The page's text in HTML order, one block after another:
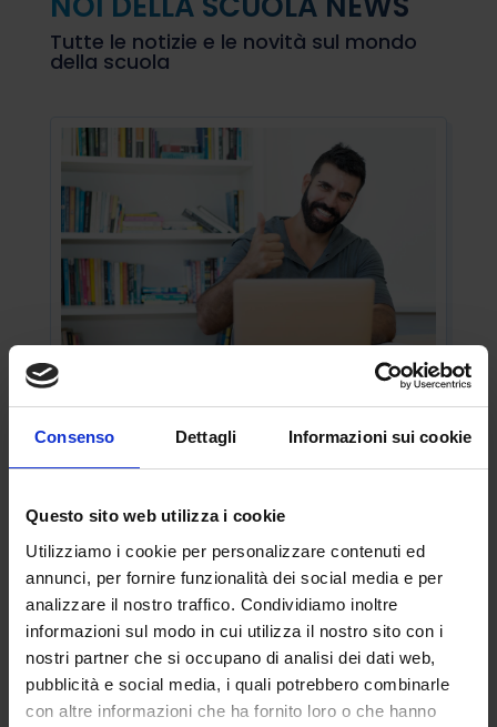
Consenso Dettagli Informazioni sui cookie
Questo sito web utilizza i cookie
Utilizziamo i cookie per personalizzare contenuti ed
annunci, per fornire funzionalità dei social media e per
analizzare il nostro traffico. Condividiamo inoltre
informazioni sul modo in cui utilizza il nostro sito con i
nostri partner che si occupano di analisi dei dati web,
pubblicità e social media, i quali potrebbero combinarle
con altre informazioni che ha fornito loro o che hanno
Tutte le notizie e le novità sul mondo
della scuola
SCUOLA: L’OBIETTIVO DEL MINISTERO È
TORNARE AD ASSUMERE
Lug 4, 2025
vista nei prossimi anni per coprire i posti
LEGGI TUTTO